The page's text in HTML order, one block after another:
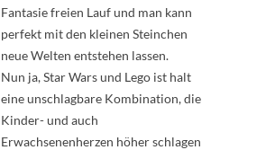
Fantasie freien Lauf und man kann
perfekt mit den kleinen Steinchen
neue Welten entstehen lassen.
Nun ja, Star Wars und Lego ist halt
eine unschlagbare Kombination, die
Kinder- und auch
Erwachsenenherzen höher schlagen